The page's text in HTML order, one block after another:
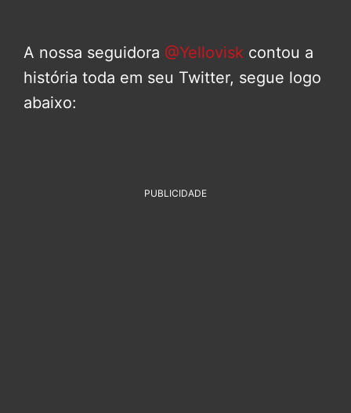
A nossa seguidora @Yellovisk contou a
história toda em seu Twitter, segue logo
abaixo:
PUBLICIDADE